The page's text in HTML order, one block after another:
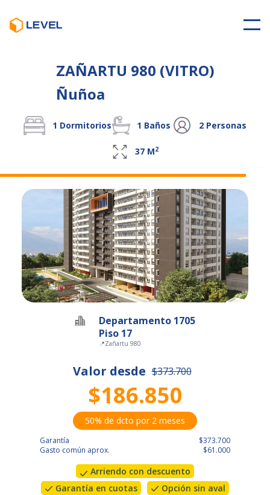
ZAÑARTU 980 (VITRO)
Ñuñoa
1 Dormitorios 1 Baños 2 Personas
37 M2
Departamento 1705
Piso 17
📍Zañartu 980
Valor desde $373.700
$186.850
50% de dcto por 2 meses
Garantía
Gasto común aprox.
$373.700
$61.000
Arriendo con descuento
Garantía en cuotas
Opción sin aval